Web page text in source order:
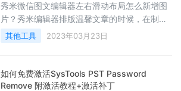
秀米微信图文编辑器左右滑动布局怎么新增图
片？秀米编辑器排版温馨文章的时候，在制作
左右滑动布局的时候想要添加图片，该怎么添
加呢？下面我们就来看看详细的教程
其他工具 2023年03月23日
如何免费激活SysTools PST Password
Remove 附激活教程+激活补丁